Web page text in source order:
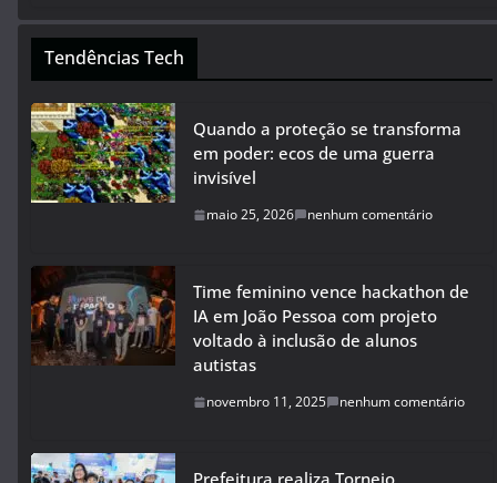
Tendências Tech
Quando a proteção se transforma
em poder: ecos de uma guerra
invisível
maio 25, 2026 nenhum comentário
Time feminino vence hackathon de
IA em João Pessoa com projeto
voltado à inclusão de alunos
autistas
novembro 11, 2025 nenhum comentário
Prefeitura realiza Torneio